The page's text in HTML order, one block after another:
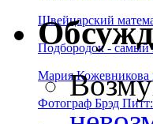
Швейцарский
Подбородок - самый
Мария Кожевникова
Фотограф Брэд